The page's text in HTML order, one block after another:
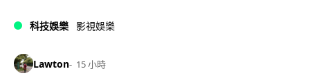
科技娛樂 影視娛樂
Lawton 15 小時